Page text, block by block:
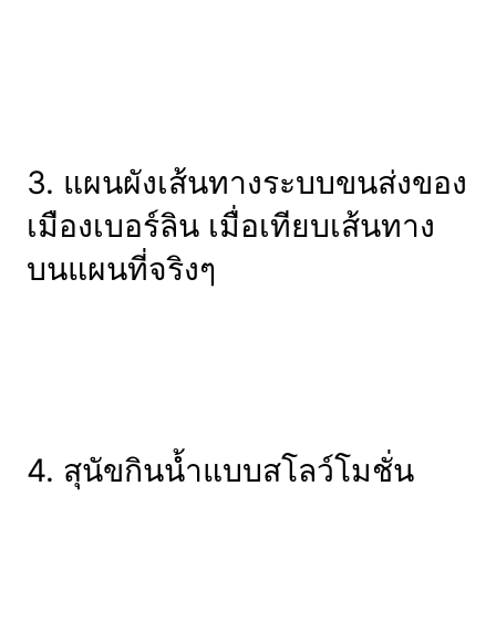
3. แผนผังเส้นทางระบบขนส่งของ
เมืองเบอร์ลิน เมื่อเทียบเส้นทาง
บนแผนที่จริงๆ
4. สุนัขกินน้ำแบบสโลว์โมชั่น